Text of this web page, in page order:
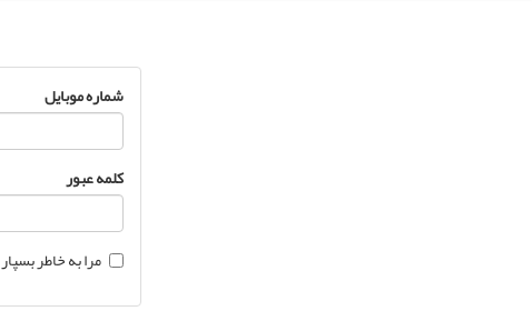
شماره موبایل
کلمه عبور
مرا به خاطر بسپار